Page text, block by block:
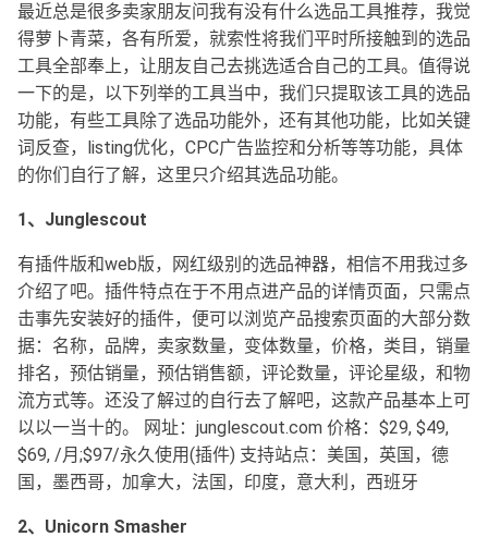
最近总是很多卖家朋友问我有没有什么选品工具推荐，我觉
得萝卜青菜，各有所爱，就索性将我们平时所接触到的选品
工具全部奉上，让朋友自己去挑选适合自己的工具。值得说
一下的是，以下列举的工具当中，我们只提取该工具的选品
功能，有些工具除了选品功能外，还有其他功能，比如关键
词反查，listing优化，CPC广告监控和分析等等功能，具体
的你们自行了解，这里只介绍其选品功能。
1、Junglescout
有插件版和web版，网红级别的选品神器，相信不用我过多
介绍了吧。插件特点在于不用点进产品的详情页面，只需点
击事先安装好的插件，便可以浏览产品搜索页面的大部分数
据：名称，品牌，卖家数量，变体数量，价格，类目，销量
排名，预估销量，预估销售额，评论数量，评论星级，和物
流方式等。还没了解过的自行去了解吧，这款产品基本上可
以以一当十的。 网址：junglescout.com 价格：$29, $49,
$69, /月;$97/永久使用(插件) 支持站点：美国，英国，德
国，墨西哥，加拿大，法国，印度，意大利，西班牙
2、Unicorn Smasher